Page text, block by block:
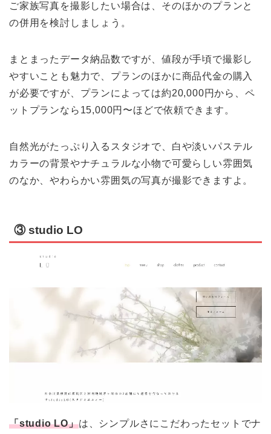
ご家族写真を撮影したい場合は、そのほかのプランと
の併用を検討しましょう。
まとまったデータ納品数ですが、値段が手頃で撮影し
やすいことも魅力で、プランのほかに商品代金の購入
が必要ですが、プランによっては約20,000円から、ペ
ットプランなら15,000円〜ほどで依頼できます。
自然光がたっぷり入るスタジオで、白や淡いパステル
カラーの背景やナチュラルな小物で可愛らしい雰囲気
のなか、やわらかい雰囲気の写真が撮影できますよ。
③ studio LO
「studio LO」は、シンプルさにこだわったセットでナ